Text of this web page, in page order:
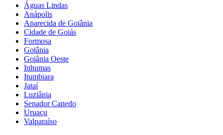
Águas Lindas
Anápolis
Aparecida de Goiânia
Cidade de Goiás
Formosa
Goiânia
Goiânia Oeste
Inhumas
Itumbiara
Jataí
Luziânia
Senador Canedo
Uruaçu
Valparaíso